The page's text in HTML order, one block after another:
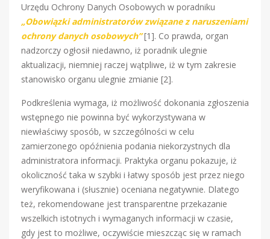
Urzędu Ochrony Danych Osobowych w poradniku
„Obowiązki administratorów związane z naruszeniami
ochrony danych osobowych”[1]. Co prawda, organ
nadzorczy ogłosił niedawno, iż poradnik ulegnie
aktualizacji, niemniej raczej wątpliwe, iż w tym zakresie
stanowisko organu ulegnie zmianie [2].
Podkreślenia wymaga, iż możliwość dokonania zgłoszenia
wstępnego nie powinna być wykorzystywana w
niewłaściwy sposób, w szczególności w celu
zamierzonego opóźnienia podania niekorzystnych dla
administratora informacji. Praktyka organu pokazuje, iż
okoliczność taka w szybki i łatwy sposób jest przez niego
weryfikowana i (słusznie) oceniana negatywnie. Dlatego
też, rekomendowane jest transparentne przekazanie
wszelkich istotnych i wymaganych informacji w czasie,
gdy jest to możliwe, oczywiście mieszcząc się w ramach